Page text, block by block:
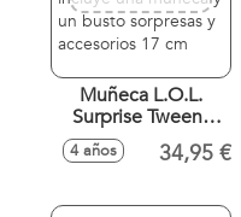
Muñeca L.O.L.
Surprise Tweens
Swap Crimps Cora
incluye una
sorpresas y
4 años 34,95 €